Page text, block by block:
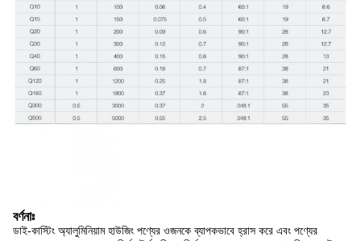
বর্ণনাঃ
ডাই-কাস্টিং অ্যালুমিনিয়াম হাউজিং পণ্যের ওজনকে ব্যাপকভাবে হ্রাস করে এবং পণ্যের